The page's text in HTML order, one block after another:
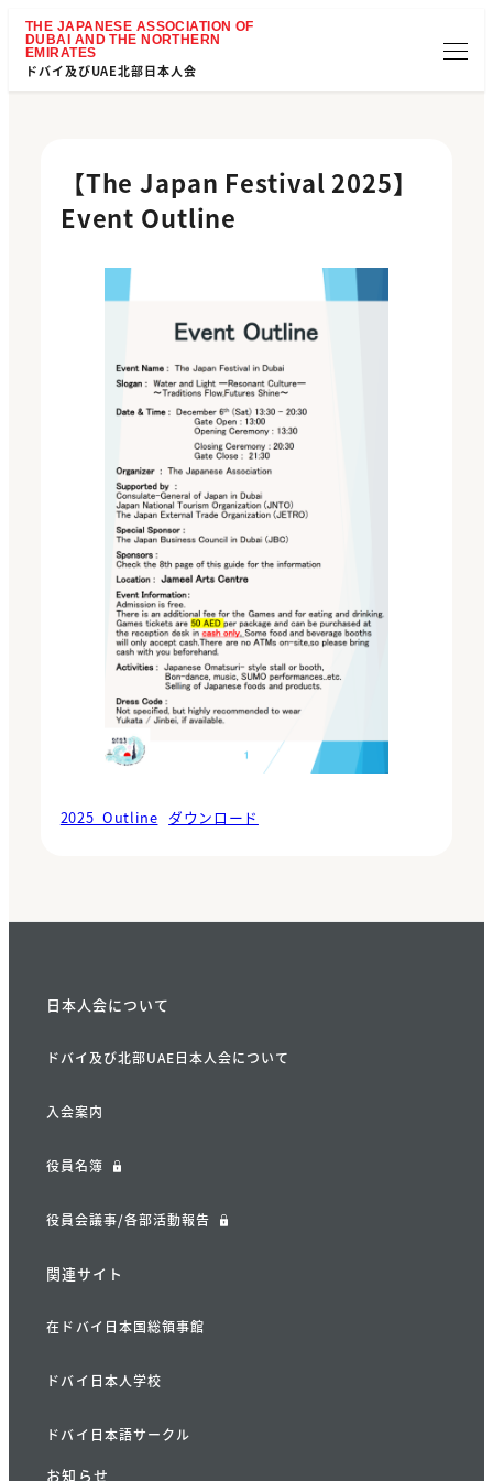
ドバイ及びUAE北部日本人会
【The Japan Festival 2025】
Event Outline
2025_Outline ダウンロード
日本人会について
ドバイ及び北部UAE日本人会について
入会案内
役員名簿
役員会議事/各部活動報告
関連サイト
在ドバイ日本国総領事館
ドバイ日本人学校
ドバイ日本語サークル
お知らせ